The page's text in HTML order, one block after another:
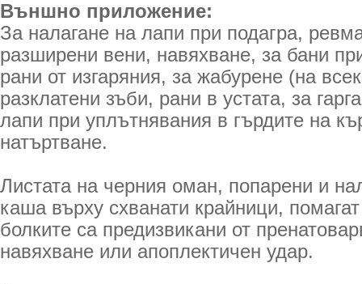
Външно приложение:
За налагане на лапи при подагра,
разширени вени, навяхване, за бани
рани от изгаряния, за жабурене (на
разклатени зъби, рани в устата, за
лапи при уплътнявания в гърдите на
натъртване.
Листата на черния оман, попарени и
каша върху схванати крайници,
болките са предизвикани от
навяхване или апоплектичен удар.